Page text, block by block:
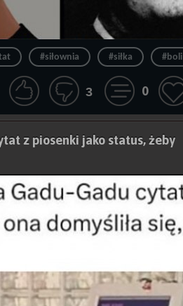
#siłownia #siłka #boli
3 0
z piosenki jako status, żeby